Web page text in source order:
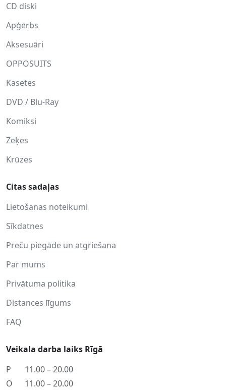
CD diski
Apģērbs
Aksesuāri
OPPOSUITS
Kasetes
DVD / Blu-Ray
Komiksi
Zeķes
Krūzes
Citas sadaļas
Lietošanas noteikumi
Sīkdatnes
Preču piegāde un atgriešana
Par mums
Privātuma politika
Distances līgums
FAQ
Veikala darba laiks Rīgā
P
11.00 – 20.00
O
11.00 – 20.00